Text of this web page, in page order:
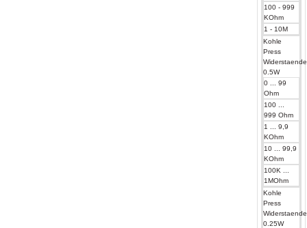
100 - 999
KOhm
1 - 10M
Kohle
Press
Widerstaende
0.5W
0 ... 99
Ohm
100 ...
999 Ohm
1 ... 9,9
KOhm
10 ... 99,9
KOhm
100K ...
1MOhm
Kohle
Press
Widerstaende
0.25W